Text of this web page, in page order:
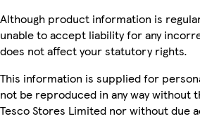
Although product information is
unable to accept liability for any
does not affect your statutory rights.
This information is supplied for
not be reproduced in any way without
Tesco Stores Limited nor without due